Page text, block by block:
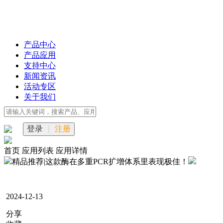
产品中心
产品应用
支持中心
新闻资讯
活动专区
关于我们
登录 注册
首页 应用列表 应用详情
精品推荐|这款酶在多重PCR扩增体系里表现极佳！
2024-12-13
分享